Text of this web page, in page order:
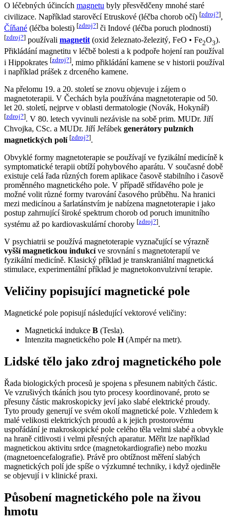
O léčebných účincích magnetu byly přesvědčeny mnohé staré
civilizace. Například starověcí Etruskové (léčba chorob očí) [zdroj?],
Číňané (léčba bolesti) [zdroj?] či Indové (léčba poruch plodnosti)
[zdroj?] používali magnetit (oxid železnato-železitý, FeO • Fe2O3).
Přikládání magnetitu v léčbě bolesti a k podpoře hojení ran používal
i Hippokrates [zdroj?], mimo přikládání kamene se v historii používal
i například prášek z drceného kamene.
Na přelomu 19. a 20. století se znovu objevuje i zájem o
magnetoterapii. V Čechách byla používána magnetoterapie od 50.
let 20. století, nejprve v oblasti dermatologie (Novák, Hokynář)
[zdroj?]. V 80. letech vyvinuli nezávisle na sobě prim. MUDr. Jiří
Chvojka, CSc. a MUDr. Jiří Jeřábek generátory pulzních
magnetických polí [zdroj?].
Obvyklé formy magnetoterapie se používají ve fyzikální medicíně k
symptomatické terapii obtíží pohybového aparátu. V současné době
existuje celá řada různých forem aplikace časově stabilního i časově
proměnného magnetického pole. V případě střídavého pole je
možné volit různé formy tvarování časového průběhu. Na hranici
mezi medicínou a šarlatánstvím je nabízena magnetoterapie i jako
postup zahrnující široké spektrum chorob od poruch imunitního
systému až po kardiovaskulární choroby [zdroj?].
V psychiatrii se používá magnetoterapie vyznačující se výrazně
vyšší magnetickou indukcíve srovnání s magnetoterapií ve
fyzikální medicíně. Klasický příklad je transkraniální magnetická
stimulace, experimentální příklad je magnetokonvulzivní terapie.
Veličiny popisující magnetické pole
Magnetické pole popisují následující vektorové veličiny:
Magnetická indukce B (Tesla).
Intenzita magnetického pole H(Ampér na metr).
Lidské tělo jako zdroj magnetického pole
Řada biologických procesů je spojena s přesunem nabitých částic.
Ve vzrušivých tkáních jsou tyto procesy koordinované, proto se
přesuny částic makroskopicky jeví jako slabé elektrické proudy.
Tyto proudy generují ve svém okolí magnetické pole. Vzhledem k
malé velikosti elektrických proudů a k jejich prostorovému
uspořádání je makroskopické pole celého těla velmi slabé a obvykle
na hraně citlivosti i velmi přesných aparatur. Měřit lze například
magnetickou aktivitu srdce (magnetokardiografie) nebo mozku
(magnetoencefalografie). Právě pro obtížnost měření slabých
magnetických polí jde spíše o výzkumné techniky, i když ojediněle
se objevují i v klinické praxi.
Působení magnetického pole na živou
hmotu